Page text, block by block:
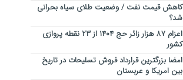
کاهش قیمت نفت / وضعیت طلای سیاه بحرانی
شد؟
اعزام ۸۷ هزار زائر حج ۱۴۰۴ از ۲۳ نقطه پروازی
کشور
امضا بزرگترین قرارداد فروش تسلیحات در تاریخ
بین امریکا و عربستان